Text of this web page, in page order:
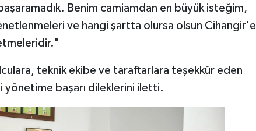
Benim camiamdan en büyük isteğim,
ve hangi şartta olursa olsun Cihangir'e
teknik ekibe ve taraftarlara teşekkür eden
yönetime başarı dileklerini iletti.